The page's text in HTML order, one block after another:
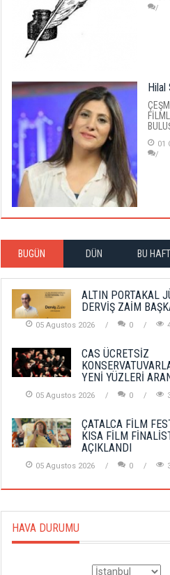
Hilal
01
BUGÜN DÜN BU
ALTIN PORTAKAL
DERVİŞ ZAİM
05 Agustos 2026 0
CAS ÜCRETSİZ
YENİ YÜZLERİ
05 Agustos 2026 0
ÇATALCA FİLM
KISA FİLM
AÇIKLANDI
05 Agustos 2026 0
HAVA DURUMU